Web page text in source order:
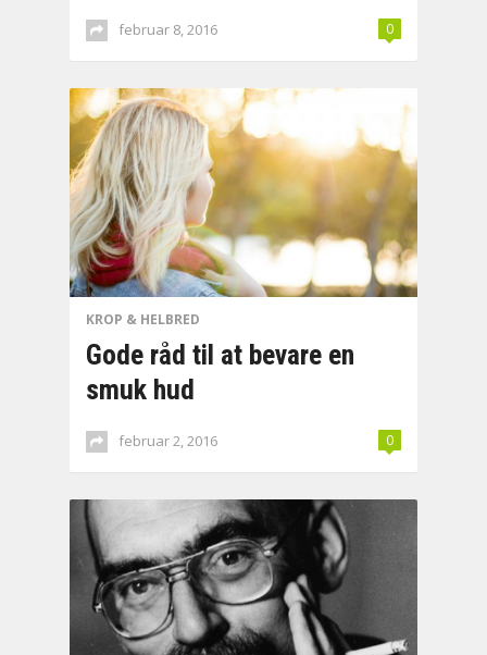
februar 8, 2016 0
KROP & HELBRED
Gode råd til at bevare en
smuk hud
februar 2, 2016 0